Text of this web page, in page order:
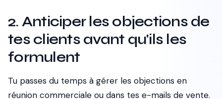
2. Anticiper les objections de
tes clients avant qu'ils les
formulent
Tu passes du temps à gérer les objections en
réunion commerciale ou dans tes e-mails de vente.